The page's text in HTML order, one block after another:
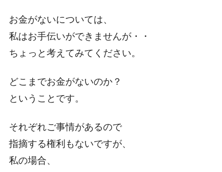
お金がないについては、
私はお手伝いができませんが・・
ちょっと考えてみてください。
どこまでお金がないのか？
ということです。
それぞれご事情があるので
指摘する権利もないですが、
私の場合、